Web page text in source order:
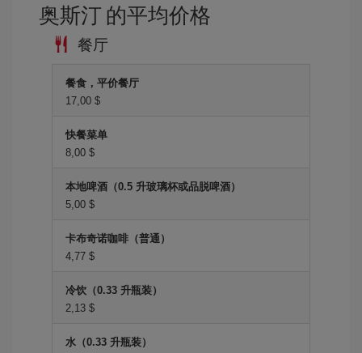
奥斯汀 的平均价格
餐厅
餐食，平价餐厅
17,00 $
快餐菜单
8,00 $
本地啤酒（0.5 升玻璃杯或品脱啤酒）
5,00 $
卡布奇诺咖啡（普通）
4,77 $
冷饮（0.33 升瓶装）
2,13 $
水（0.33 升瓶装）